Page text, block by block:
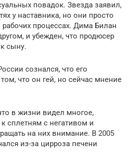
повадок. Звезда заявил,
у наставника, но они просто
процессах. Дима Билан
и убежден, что продюсер
сыну.
сознался, что его
что он гей, но сейчас мнение
в жизни видел многое,
сплетням с негативом и
на них внимание. В 2005
из-за цирроза печени